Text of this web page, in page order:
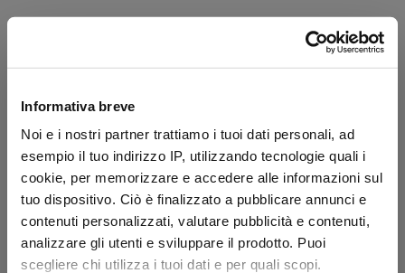
Informativa breve
Noi e i nostri partner trattiamo i tuoi dati personali, ad
esempio il tuo indirizzo IP, utilizzando tecnologie quali i
cookie, per memorizzare e accedere alle informazioni sul
tuo dispositivo. Ciò è finalizzato a pubblicare annunci e
contenuti personalizzati, valutare pubblicità e contenuti,
analizzare gli utenti e sviluppare il prodotto. Puoi
scegliere chi utilizza i tuoi dati e per quali scopi.